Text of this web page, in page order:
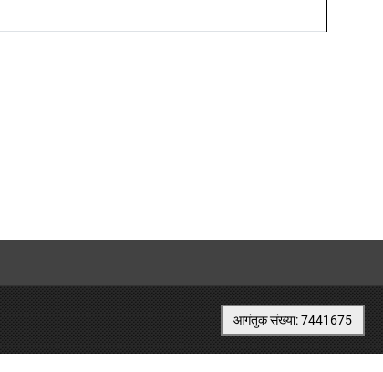
आगंतुक संख्या: 7441675